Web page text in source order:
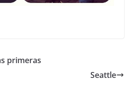
primeras
Seattle